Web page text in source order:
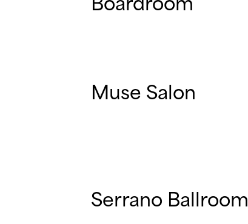
Muse Salon
Serrano Ballroom